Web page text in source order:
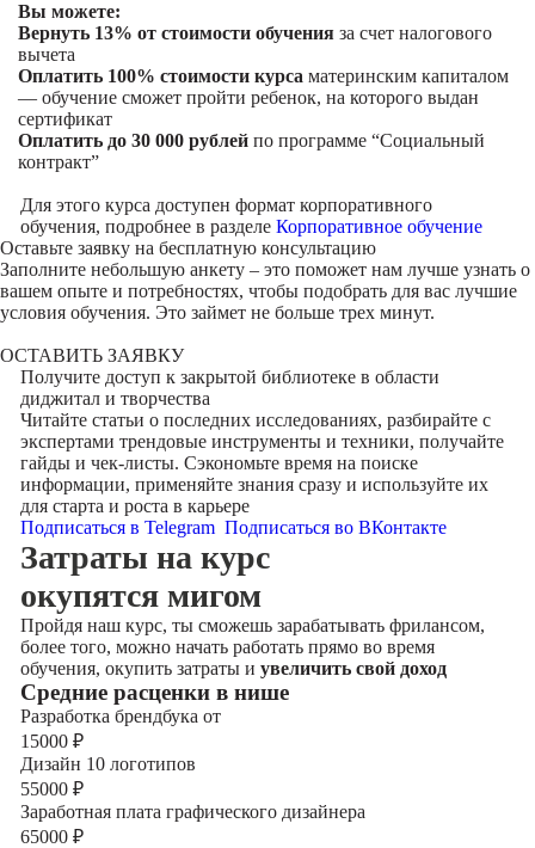
Вы можете:
Вернуть 13% от стоимости обучения за счет налогового
вычета
Оплатить 100% стоимости курса материнским капиталом
— обучение сможет пройти ребенок, на которого выдан
сертификат
Оплатить до 30 000 рублей по программе “Социальный
контракт”
Для этого курса доступен формат корпоративного
обучения, подробнее в разделе Корпоративное обучение
Оставьте заявку на бесплатную консультацию
Заполните небольшую анкету – это поможет нам лучше узнать о
вашем опыте и потребностях, чтобы подобрать для вас лучшие
условия обучения. Это займет не больше трех минут.
ОСТАВИТЬ ЗАЯВКУ
Получите доступ к закрытой библиотекев области
диджитал и творчества
Читайте статьи о последних исследованиях, разбирайте с
экспертами трендовые инструменты и техники, получайте
гайды и чек-листы. Сэкономьте время на поиске
информации, применяйте знания сразу и используйте их
для старта и роста в карьере
Подписаться в Telegram Подписаться во ВКонтакте
Затраты на курс
окупятся мигом
Пройдя наш курс, ты сможешь зарабатывать фрилансом,
более того, можно начать работать прямо во время
обучения, окупить затраты и увеличить свой доход
Cредние расценки в нише
Разработка брендбука от
15000 ₽
Дизайн 10 логотипов
55000 ₽
Заработная плата графического дизайнера
65000 ₽